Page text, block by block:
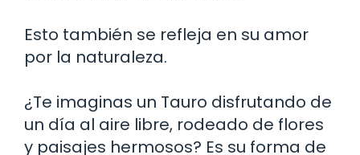
Esto también se refleja en su amor
por la naturaleza.
¿Te imaginas un Tauro disfrutando de
un día al aire libre, rodeado de flores
y paisajes hermosos? Es su forma de